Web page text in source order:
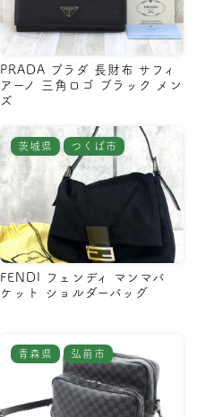
PRADA プラダ 長財布 サフィ
アーノ 三角ロゴ ブラック メン
ズ
茨城県 つくば市
FENDI フェンディ マンマバ
ケット ショルダーバッグ
青森県 弘前市